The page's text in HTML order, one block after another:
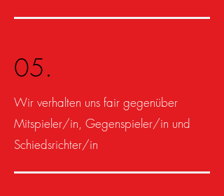
05.
Wir verhalten uns fair gegenüber
Mitspieler/in, Gegenspieler/in und
Schiedsrichter/in